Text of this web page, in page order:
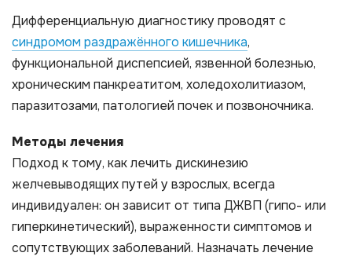
Дифференциальную диагностику проводят с
синдромом раздражённого кишечника,
функциональной диспепсией, язвенной болезнью,
хроническим панкреатитом, холедохолитиазом,
паразитозами, патологией почек и позвоночника.
Методы лечения
Подход к тому, как лечить дискинезию
желчевыводящих путей у взрослых, всегда
индивидуален: он зависит от типа ДЖВП (гипо- или
гиперкинетический), выраженности симптомов и
сопутствующих заболеваний. Назначать лечение